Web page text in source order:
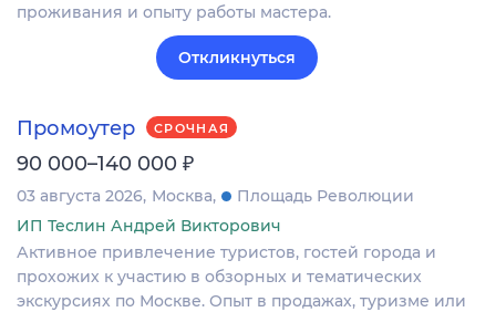
проживания и опыту работы мастера.
Откликнуться
Промоутер СРОЧНАЯ
90 000–140 000 ₽
03 августа 2026 Москва
Площадь Революции
ИП Теслин Андрей Викторович
Активное привлечение туристов, гостей города и
прохожих к участию в обзорных и тематических
экскурсиях по Москве. Опыт в продажах, туризме или